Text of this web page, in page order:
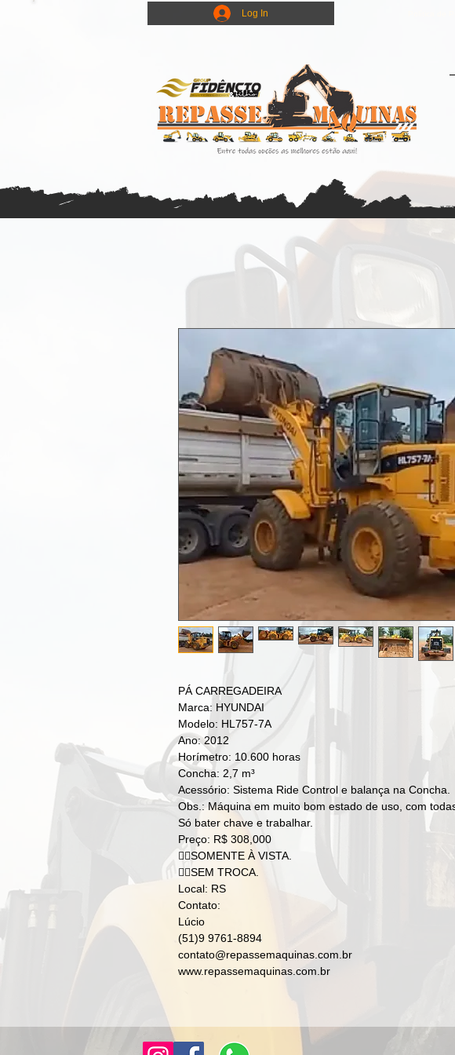
Log In
PÁ CARREGADEIRA
Marca: HYUNDAI
Modelo: HL757-7A
Ano: 2012
Horímetro: 10.600 horas
Concha: 2,7 m³
Acessório: Sistema Ride Control e balança na Concha.
Obs.: Máquina em muito bom estado de uso, com
Só bater chave e trabalhar.
Preço: R$ 308,000
👉🏻SOMENTE À VISTA.
👉🏼SEM TROCA.
Local: RS
Contato:
Lúcio
(51)9 9761-8894
contato@repassemaquinas.com.br
www.repassemaquinas.com.br